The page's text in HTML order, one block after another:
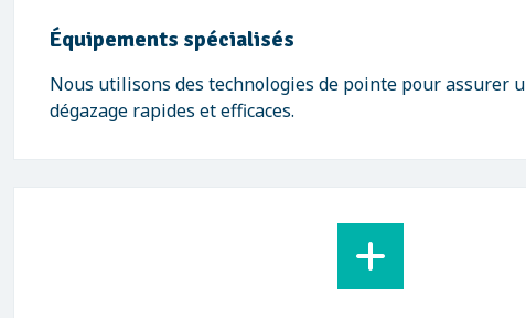
Équipements spécialisés
Nous utilisons des technologies de pointe pour assurer
dégazage rapides et efficaces.